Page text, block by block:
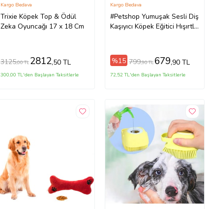
Trixie Köpek Top & Ödül
Zeka Oyuncağı 17 x 18 Cm
Kargo Bedava
3125,00 TL 2812,50 TL
300,00 TL'den Başlayan Taksitlerle
#Petshop Yumuşak Sesli Diş
Kaşıyıcı Köpek Eğitici Hışırtlı
Kargo Bedava
%15 799,90 TL 679,90 TL
72,52 TL'den Başlayan Taksitlerle